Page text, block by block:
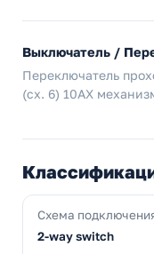
Выключатель /
Переключатель
(сх. 6) 10AX
Схема
2-way switch